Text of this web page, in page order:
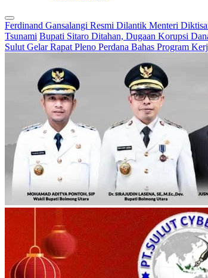
Ferdinand Gansalangi Resmi Dilantik Menteri
Tsunami Bupati Sitaro Ditahan, Dugaan Korupsi
Sulut Gelar Rapat Pleno Perdana Bahas Program